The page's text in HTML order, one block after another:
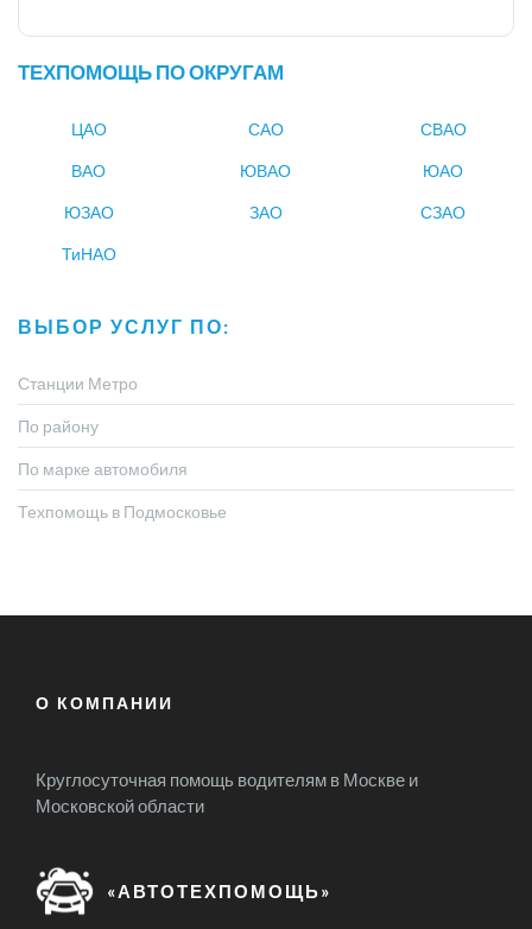
ТЕХПОМОЩЬ ПО ОКРУГАМ
ЦАО САО СВАО
ВАО ЮВАО ЮАО
ЮЗАО ЗАО СЗАО
ТиНАО
ВЫБОР УСЛУГ ПО:
Станции Метро
По району
По марке автомобиля
Техпомощь в Подмосковье
О КОМПАНИИ
Круглосуточная помощь водителям в Москве и
Московской области
«АВТОТЕХПОМОЩЬ»